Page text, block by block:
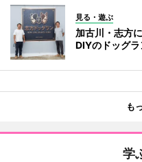
見る・遊ぶ
加古川・志方
DIYのドッグ
も
学